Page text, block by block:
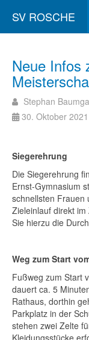
SV ROSCHE
Neue Infos
Stephan
30. Oktober 2021
Siegerehrung
Die Siegerehrung
Ernst-Gymnasium
schnellsten Frauen
Zieleinlauf direkt
Sie hierzu die
Weg zum Start
Fußweg zum Start
dauert ca. 5
Rathaus, dorthin
Parkplatz in der
stehen zwei Zelte
Kleidungsstücke